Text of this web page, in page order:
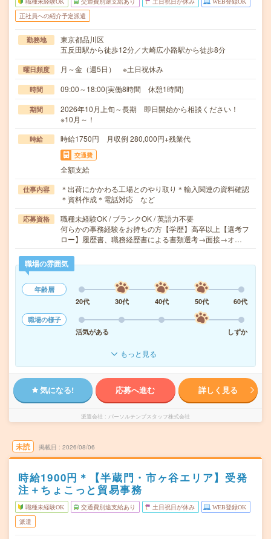
職種未経験OK 交通費別途支給あり 土日祝日が休み WEB登録OK
正社員への紹介予定派遣
勤務地
東京都品川区
五反田駅から徒歩12分／大崎広小路駅から徒歩8分
曜日頻度 月～金（週5日） ※土日祝休み
時間 09:00～18:00(実働8時間 休憩1時間)
期間
2026年10月上旬～長期 即日開始から相談ください！
※10月～！
時給 時給1750円 月収例 280,000円+残業代
交通費
全額支給
仕事内容
＊出荷にかかわる工場とのやり取り＊輸入関連の資料確認
＊資料作成＊電話対応 など
応募資格
職種未経験OK / ブランクOK / 英語力不要
何らかの事務経験をお持ちの方【学歴】高卒以上【選考フ
ロー】履歴書、職務経歴書による書類選考→面接→オ…
職場の雰囲気
年齢層
20代
30代 40代 50代
60代
職場の様子
活気がある
しずか
もっと見る
気になる! 応募へ進む 詳しく見る
派遣会社 パーソルテンプスタッフ株式会社
未読 掲載日 2026/08/06
時給1900円＊【半蔵門・市ヶ谷エリア】受発
注＋ちょこっと貿易事務
職種未経験OK 交通費別途支給あり 土日祝日が休み WEB登録OK
派遣